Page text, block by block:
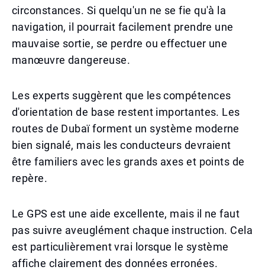
circonstances. Si quelqu'un ne se fie qu'à la
navigation, il pourrait facilement prendre une
mauvaise sortie, se perdre ou effectuer une
manœuvre dangereuse.
Les experts suggèrent que les compétences
d'orientation de base restent importantes. Les
routes de Dubaï forment un système moderne
bien signalé, mais les conducteurs devraient
être familiers avec les grands axes et points de
repère.
Le GPS est une aide excellente, mais il ne faut
pas suivre aveuglément chaque instruction. Cela
est particulièrement vrai lorsque le système
affiche clairement des données erronées.